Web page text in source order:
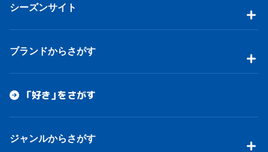
シーズンサイト
ブランドからさがす
「好き」をさがす
ジャンルからさがす